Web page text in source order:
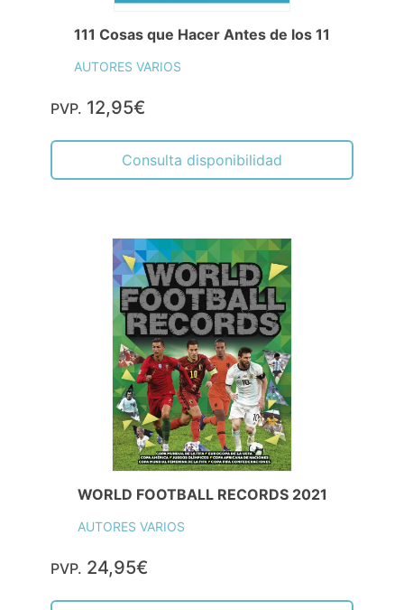
111 Cosas que Hacer Antes de los 11
AUTORES VARIOS
PVP. 12,95€
Consulta disponibilidad
WORLD FOOTBALL RECORDS 2021
AUTORES VARIOS
PVP. 24,95€